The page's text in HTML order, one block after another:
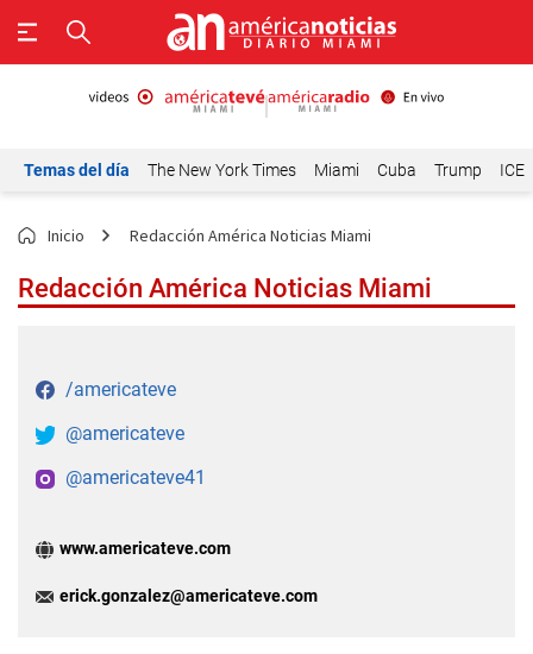
Temas del día The New York Times Miami Cuba Trump ICE
Inicio Redacción América Noticias Miami
Redacción América Noticias Miami
/americateve
@americateve
@americateve41
www.americateve.com
erick.gonzalez@americateve.com